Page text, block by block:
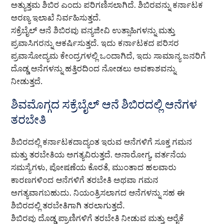
ಅತ್ಯುತ್ತಮ ಶಿಬಿರ ಎಂದು ಪರಿಗಣಿಸಲಾಗಿದೆ. ಶಿಬಿರವನ್ನು ಕರ್ನಾಟಕ
ಅರಣ್ಯ ಇಲಾಖೆ ನಿರ್ವಹಿಸುತ್ತದೆ.
ಸಕ್ರೆಬೈಲ್ ಆನೆ ಶಿಬಿರವು ವನ್ಯಜೀವಿ ಉತ್ಸಾಹಿಗಳನ್ನು ಮತ್ತು
ಪ್ರವಾಸಿಗರನ್ನು ಆಕರ್ಷಿಸುತ್ತದೆ. ಇದು ಕರ್ನಾಟಕದ ಪರಿಸರ
ಪ್ರವಾಸೋದ್ಯಮ ಕೇಂದ್ರಗಳಲ್ಲಿ ಒಂದಾಗಿದೆ, ಇದು ಸಾಮಾನ್ಯ ಜನರಿಗೆ
ದೊಡ್ಡ ಆನೆಗಳನ್ನು ಹತ್ತಿರದಿಂದ ನೋಡಲು ಅವಕಾಶವನ್ನು
ನೀಡುತ್ತದೆ.
ಶಿವಮೊಗ್ಗದ ಸಕ್ರೆಬೈಲ್ ಆನೆ ಶಿಬಿರದಲ್ಲಿ ಆನೆಗಳ
ತರಬೇತಿ
ಶಿಬಿರದಲ್ಲಿ ಕರ್ನಾಟಕದಾದ್ಯಂತ ಇರುವ ಆನೆಗಳಿಗೆ ಸೂಕ್ತ ಗಮನ
ಮತ್ತು ತರಬೇತಿಯ ಅಗತ್ಯವಿರುತ್ತದೆ. ಅನಾರೋಗ್ಯ, ವರ್ತನೆಯ
ಸಮಸ್ಯೆಗಳು, ಪೋಷಣೆಯ ಕೊರತೆ, ಮುಂತಾದ ಹಲವಾರು
ಕಾರಣಗಳಿಂದ ಆನೆಗಳಿಗೆ ತರಬೇತಿ ಅಥವಾ ಗಮನ
ಅಗತ್ಯವಾಗಬಹುದು. ನಿಯಂತ್ರಿಸಲಾಗದ ಆನೆಗಳನ್ನು ಸಹ ಈ
ಶಿಬಿರದಲ್ಲಿ ತರಬೇತಿಗಾಗಿ ತರಲಾಗುತ್ತದೆ.
ಶಿಬಿರವು ದೊಡ್ಡ ಪ್ರಾಣಿಗಳಿಗೆ ತರಬೇತಿ ನೀಡುವ ಮತ್ತು ಆರೈಕೆ